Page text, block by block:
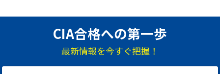
CIA合格への第一歩
最新情報を今すぐ把握！